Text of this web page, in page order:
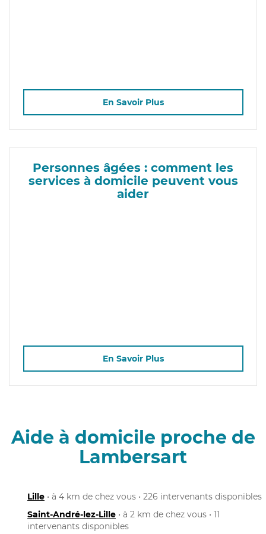
En Savoir Plus
Personnes âgées : comment les
services à domicile peuvent vous
aider
En Savoir Plus
Aide à domicile proche de
Lambersart
Lille • à 4 km de chez vous • 226 intervenants disponibles
Saint-André-lez-Lille • à 2 km de chez vous • 11
intervenants disponibles